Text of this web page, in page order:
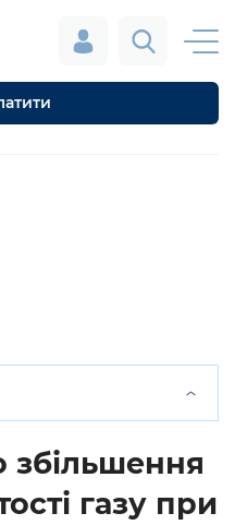
збільшення
газу при